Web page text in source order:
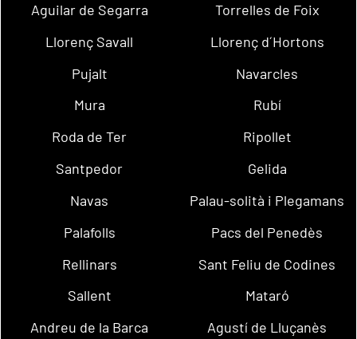
Aguilar de Segarra
Torrelles de Foix
Llorenç Savall
Llorenç d´Hortons
Pujalt
Navarcles
Mura
Rubí
Roda de Ter
Ripollet
Santpedor
Gelida
Navas
Palau-solità i Plegamans
Palafolls
Pacs del Penedès
Rellinars
Sant Feliu de Codines
Sallent
Mataró
Andreu de la Barca
Agustí de Lluçanès